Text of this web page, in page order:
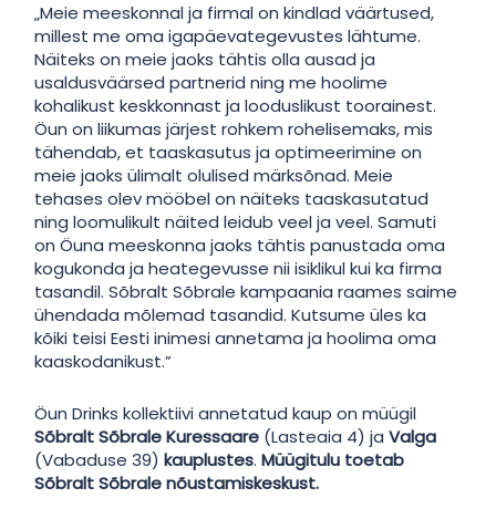
„Meie meeskonnal ja firmal on kindlad väärtused,
millest me oma igapäevategevustes lähtume.
Näiteks on meie jaoks tähtis olla ausad ja
usaldusväärsed partnerid ning me hoolime
kohalikust keskkonnast ja looduslikust toorainest.
Öun on liikumas järjest rohkem rohelisemaks, mis
tähendab, et taaskasutus ja optimeerimine on
meie jaoks ülimalt olulised märksõnad. Meie
tehases olev mööbel on näiteks taaskasutatud
ning loomulikult näited leidub veel ja veel. Samuti
on Öuna meeskonna jaoks tähtis panustada oma
kogukonda ja heategevusse nii isiklikul kui ka firma
tasandil. Sõbralt Sõbrale kampaania raames saime
ühendada mõlemad tasandid. Kutsume üles ka
kõiki teisi Eesti inimesi annetama ja hoolima oma
kaaskodanikust.”
Öun Drinks kollektiivi annetatud kaup on müügil
Sõbralt Sõbrale Kuressaare (Lasteaia 4) jaValga
(Vabaduse 39)kauplustes.Müügitulu toetab
Sõbralt Sõbrale nõustamiskeskust.